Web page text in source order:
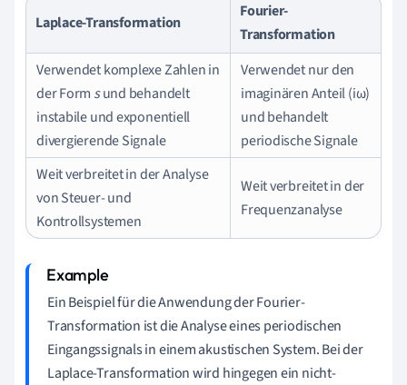
Laplace-Transformation
Fourier-
Transformation
Verwendet komplexe Zahlen in
der Form sund behandelt
instabile und exponentiell
divergierende Signale
Verwendet nur den
imaginären Anteil (iω)
und behandelt
periodische Signale
Weit verbreitet in der Analyse
von Steuer- und
Kontrollsystemen
Weit verbreitet in der
Frequenzanalyse
Ein Beispiel für die Anwendung der Fourier-
Transformation ist die Analyse eines periodischen
Eingangssignals in einem akustischen System. Bei der
Laplace-Transformation wird hingegen ein nicht-